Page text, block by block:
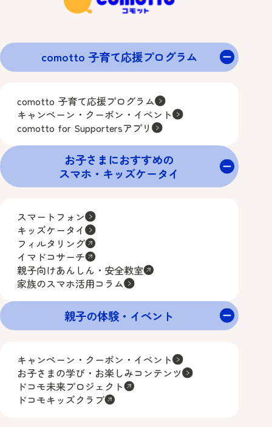
comotto 子育て応援プログラム
comotto 子育て応援プログラム
キャンペーン・クーポン・イベント
comotto for Supportersアプリ
お子さまにおすすめの
スマホ・キッズケータイ
スマートフォン
キッズケータイ
フィルタリング
イマドコサーチ
親子向けあんしん・安全教室
家族のスマホ活用コラム
親子の体験・イベント
キャンペーン・クーポン・イベント
お子さまの学び・お楽しみコンテンツ
ドコモ未来プロジェクト
ドコモキッズクラブ